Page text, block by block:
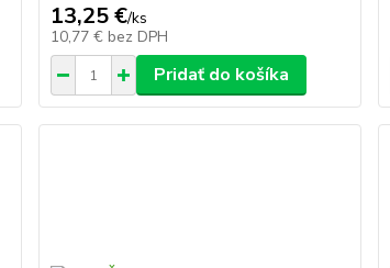
13,25 €/ks
10,77 € bez DPH
Pridať do košíka